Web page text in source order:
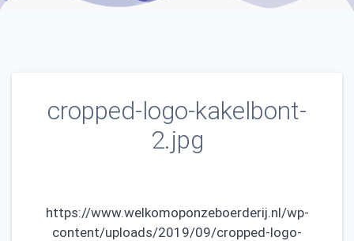
cropped-logo-kakelbont-
2.jpg
https://www.welkomoponzeboerderij.nl/wp-
content/uploads/2019/09/cropped-logo-